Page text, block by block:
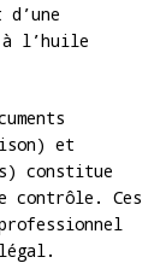
l’huile
et
constitue
contrôle. Ces